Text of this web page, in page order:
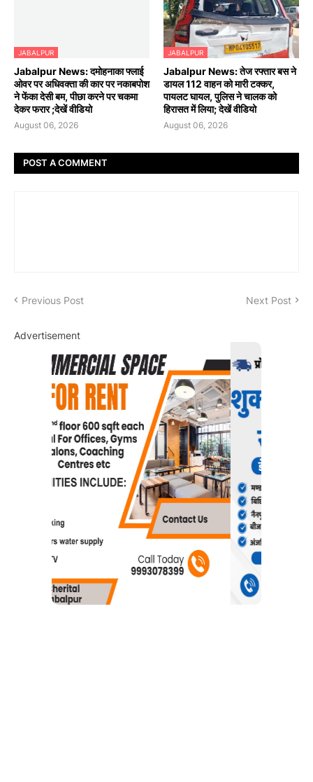
JABALPUR
Jabalpur News: दमोहनाका फ्लाई
ओवर पर अधिवक्ता की कार पर नकाबपोश
ने फेंका देसी बम, पीछा करने पर चकमा
देकर फरार ;देखें वीडियो
August 06, 2026
JABALPUR
Jabalpur News: तेज रफ्तार बस ने
डायल 112 वाहन को मारी टक्कर,
पायलट घायल, पुलिस ने चालक को
हिरासत में लिया; देखें वीडियो
August 06, 2026
POST A COMMENT
Previous Post Next Post
Advertisement